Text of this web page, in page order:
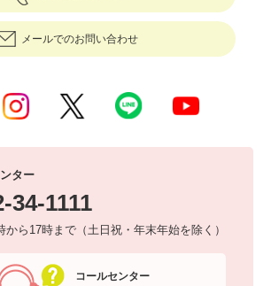
メールでのお問い合わせ
ター
34-1111
から17時まで（土日祝・年末年始を除く）
コールセンター